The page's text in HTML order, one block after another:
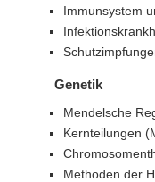
Immunsystem
Genetik
Mendelsche
Kernteilungen
Methoden der